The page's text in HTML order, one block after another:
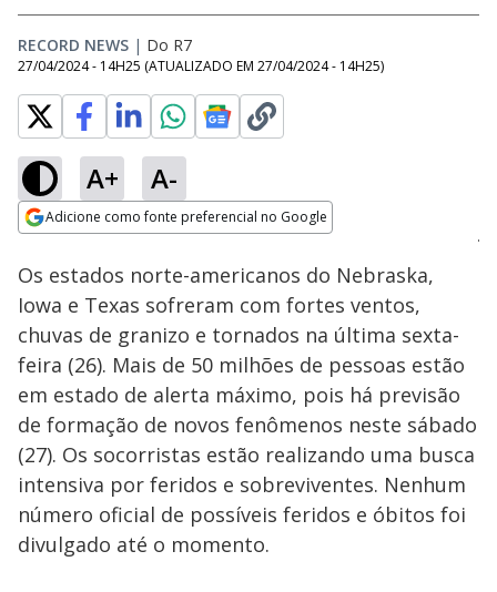
RECORD NEWS | Do R7
27/04/2024 - 14H25 (ATUALIZADO EM 27/04/2024 - 14H25)
A+ A-
Adicione como fonte preferencial no Google
Ativar
100.00%
Os estados norte-americanos do Nebraska,
Iowa e Texas sofreram com fortes ventos,
chuvas de granizo e tornados na última sexta-
feira (26). Mais de 50 milhões de pessoas estão
em estado de alerta máximo, pois há previsão
de formação de novos fenômenos neste sábado
(27). Os socorristas estão realizando uma busca
intensiva por feridos e sobreviventes. Nenhum
número oficial de possíveis feridos e óbitos foi
divulgado até o momento.